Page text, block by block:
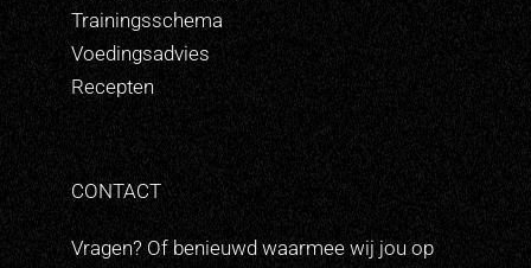
Trainingsschema
Voedingsadvies
Recepten
CONTACT
Vragen? Of benieuwd waarmee wij jou op